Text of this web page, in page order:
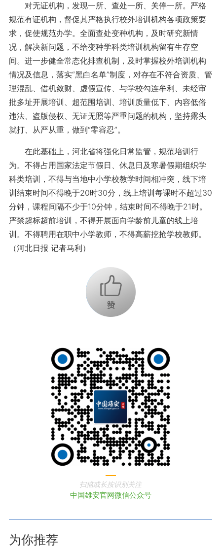
对无证机构，发现一所、查处一所、关停一所。严格
规范有证机构，督促其严格执行校外培训机构各项政策要
求，促使规范办学。全面查处变种机构，及时研究新情
况，解决新问题，不给变种学科类培训机构留有生存空
间。进一步健全常态化排查机制，及时掌握校外培训机构
情况及信息，落实“黑白名单”制度，对存在不符合资质、管
理混乱、借机敛财、虚假宣传、与学校勾连牟利、未经审
批多址开展培训、超范围培训、培训质量低下、内容低俗
违法、盗版侵权、无证无照等严重问题的机构，坚持露头
就打、从严从重，做到“零容忍”。
在此基础上，河北省将强化日常监管，规范培训行
为。不得占用国家法定节假日、休息日及寒暑假期组织学
科类培训，不得与当地中小学校教学时间相冲突，线下培
训结束时间不得晚于20时30分，线上培训每课时不超过30
分钟，课程间隔不少于10分钟，结束时间不得晚于21时。
严禁超标超前培训，不得开展面向学龄前儿童的线上培
训。不得聘用在职中小学教师，不得高薪挖抢学校教师。
（河北日报 记者马利）
+1
扫描或长按识别关注
中国雄安官网微信公众号
为你推荐